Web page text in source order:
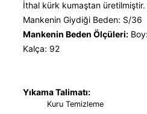
İthal kürk kumaştan
Mankenin Giydiği Beden: S/36
Mankenin Beden Ölçüleri:
Kalça: 92
Yıkama Talimatı:
Kuru Temizleme